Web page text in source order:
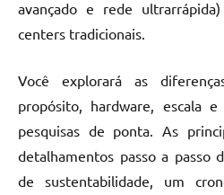
avançado e rede
centers tradicionais.
Você explorará as
propósito, hardware, escala
pesquisas de ponta. As
detalhamentos passo a passo
de sustentabilidade, um